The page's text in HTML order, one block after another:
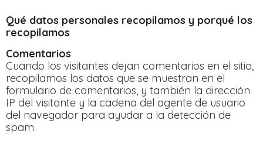
Qué datos personales recopilamos y porqué los
recopilamos
Comentarios
Cuando los visitantes dejan comentarios en el sitio,
recopilamos los datos que se muestran en el
formulario de comentarios, y también la dirección
IP del visitante y la cadena del agente de usuario
del navegador para ayudar a la detección de
spam.